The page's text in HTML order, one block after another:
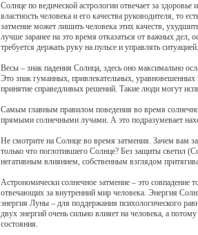
Солнце по ведической астрологии отвечает за
властность человека и его качества руководителя, то
затмение может лишить человека этих качеств,
лучше заранее на это время отказаться от важных дел,
требуется держать руку на пульсе и управлять ситуацией.
Весы – знак падения Солнца, здесь оно максимально
Это знак гуманных, привлекательных,
принятие справедливых решений. Такие люди могут
Самым главным правилом поведения во время
прямыми солнечными лучами. А это подразумевает
Не смотрите на Солнце во время затмения. Зачем вам
только что поглотившего Солнце? Без защиты светил
негативным влиянием, собственным взглядом
Астрономически солнечное затмение – это
отвечающих за внутренний мир человека. Энергия
энергия Луны – для поддержания психологического
двух энергий очень сильно влияет на человека, а
состояния.